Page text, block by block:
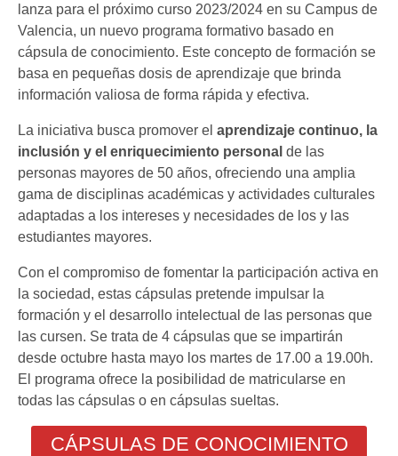
lanza para el próximo curso 2023/2024 en su Campus de
Valencia, un nuevo programa formativo basado en
cápsula de conocimiento. Este concepto de formación se
basa en pequeñas dosis de aprendizaje que brinda
información valiosa de forma rápida y efectiva.
La iniciativa busca promover el aprendizaje continuo, la
inclusión y el enriquecimiento personal de las
personas mayores de 50 años, ofreciendo una amplia
gama de disciplinas académicas y actividades culturales
adaptadas a los intereses y necesidades de los y las
estudiantes mayores.
Con el compromiso de fomentar la participación activa en
la sociedad, estas cápsulas pretende impulsar la
formación y el desarrollo intelectual de las personas que
las cursen. Se trata de 4 cápsulas que se impartirán
desde octubre hasta mayo los martes de 17.00 a 19.00h.
El programa ofrece la posibilidad de matricularse en
todas las cápsulas o en cápsulas sueltas.
CÁPSULAS DE CONOCIMIENTO